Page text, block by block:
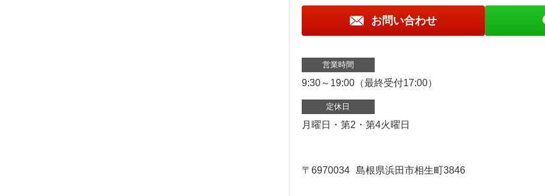
お問い合わせ
営業時間
9:30～19:00（最終受付17:00）
定休日
月曜日・第2・第4火曜日
〒6970034 島根県浜田市相生町3846